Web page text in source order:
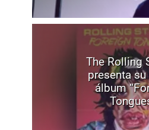
The Rolling
presenta su
álbum